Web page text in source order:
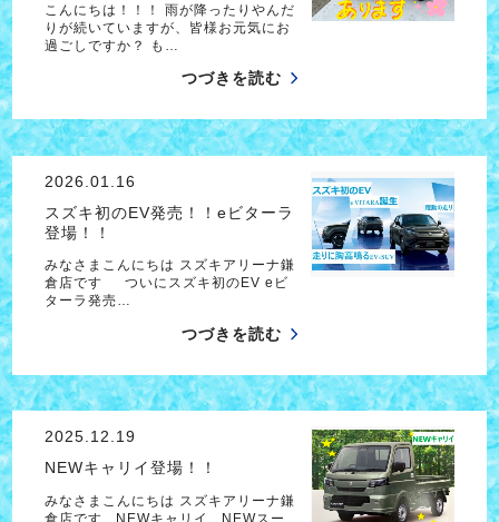
こんにちは！！！ 雨が降ったりやんだ
りが続いていますが、皆様お元気にお
過ごしですか？ も…
つづきを読む
2026.01.16
スズキ初のEV発売！！eビターラ
登場！！
みなさまこんにちは スズキアリーナ鎌
倉店です ついにスズキ初のEV eビ
ターラ発売…
つづきを読む
2025.12.19
NEWキャリイ登場！！
みなさまこんにちは スズキアリーナ鎌
倉店です NEWキャリイ NEWスー